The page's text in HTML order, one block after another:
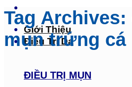
Giới Thiệu
Điều Trị Da
ĐIỀU TRỊ MỤN
Tag Archives:
mụn trứng cá